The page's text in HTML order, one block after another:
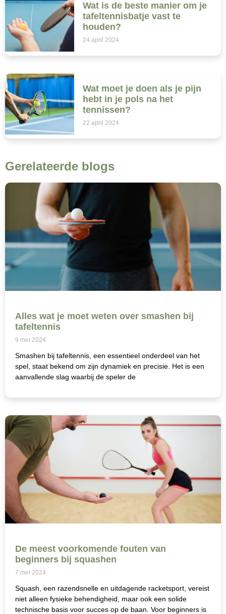
Wat is de beste manier om je
tafeltennisbatje vast te
houden?
24 april 2024
Wat moet je doen als je pijn
hebt in je pols na het
tennissen?
22 april 2024
Gerelateerde blogs
Alles wat je moet weten over smashen bij
tafeltennis
9 mei 2024
Smashen bij tafeltennis, een essentieel onderdeel van het
spel, staat bekend om zijn dynamiek en precisie. Het is een
aanvallende slag waarbij de speler de
De meest voorkomende fouten van
beginners bij squashen
7 mei 2024
Squash, een razendsnelle en uitdagende racketsport, vereist
niet alleen fysieke behendigheid, maar ook een solide
technische basis voor succes op de baan. Voor beginners is